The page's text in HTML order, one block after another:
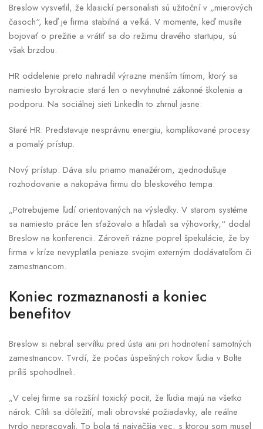
Breslow vysvetlil, že klasickí personalisti sú užitoční v „mierových
časoch“, keď je firma stabilná a veľká. V momente, keď musíte
bojovať o prežitie a vrátiť sa do režimu dravého startupu, sú
však brzdou.
HR oddelenie preto nahradil výrazne menším tímom, ktorý sa
namiesto byrokracie stará len o nevyhnutné zákonné školenia a
podporu. Na sociálnej sieti LinkedIn to zhrnul jasne:
Staré HR: Predstavuje nesprávnu energiu, komplikované procesy
a pomalý prístup.
Nový prístup: Dáva silu priamo manažérom, zjednodušuje
rozhodovanie a nakopáva firmu do bleskového tempa.
„Potrebujeme ľudí orientovaných na výsledky. V starom systéme
sa namiesto práce len sťažovalo a hľadali sa výhovorky,“ dodal
Breslow na konferencii. Zároveň rázne poprel špekulácie, že by
firma v kríze nevyplatila peniaze svojim externým dodávateľom či
zamestnancom.
Koniec rozmaznanosti a koniec
benefitov
Breslow si nebral servítku pred ústa ani pri hodnotení samotných
zamestnancov. Tvrdí, že počas úspešných rokov ľudia v Bolte
príliš spohodlneli.
„V celej firme sa rozšíril toxický pocit, že ľudia majú na všetko
nárok. Cítili sa dôležití, mali obrovské požiadavky, ale reálne
tvrdo nepracovali. To bola tá najväčšia vec, s ktorou som musel